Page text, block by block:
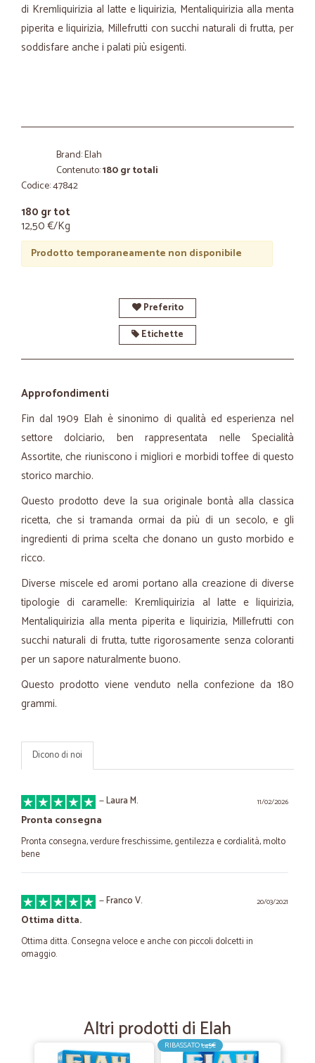
di Kremliquirizia al latte e liquirizia, Mentaliquirizia alla menta
piperita e liquirizia, Millefrutti con succhi naturali di frutta, per
soddisfare anche i palati più esigenti.
Brand: Elah
Contenuto:180 gr totali
Codice: 47842
180 gr tot
12,50 €/Kg
Prodotto temporaneamente non disponibile
Preferito
Etichette
Approfondimenti
Fin dal 1909 Elah è sinonimo di qualità ed esperienza nel
settore dolciario, ben rappresentata nelle Specialità
Assortite, che riuniscono i migliori e morbidi toffee di questo
storico marchio.
Questo prodotto deve la sua originale bontà alla classica
ricetta, che si tramanda ormai da più di un secolo, e gli
ingredienti di prima scelta che donano un gusto morbido e
ricco.
Diverse miscele ed aromi portano alla creazione di diverse
tipologie di caramelle: Kremliquirizia al latte e liquirizia,
Mentaliquirizia alla menta piperita e liquirizia, Millefrutti con
succhi naturali di frutta, tutte rigorosamente senza coloranti
per un sapore naturalmente buono.
Questo prodotto viene venduto nella confezione da 180
grammi.
Dicono di noi
11/02/2026
—Laura M.
Pronta consegna
Pronta consegna, verdure freschissime, gentilezza e cordialità, molto
bene
20/03/2021
—Franco V.
Ottima ditta.
Ottima ditta. Consegna veloce e anche con piccoli dolcetti in
omaggio.
Servizio Rapito e Qualitativo
Servizio Rapito e Qualitativo! Ho conosciuto Cicalia per caso e ne
sono rimasto piacevolmente sorpreso. Grazie!!
Altri prodotti di Elah
RIBASSATO1,45€